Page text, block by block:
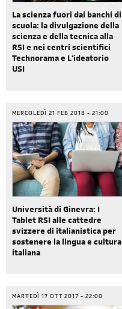
La scienza fuori dai banchi di
scuola: la divulgazione della
scienza e della tecnica alla
RSI e nei centri scientifici
Technorama e L'ideatorio
USI
MERCOLEDÌ 21 FEB 2018 - 21:00
Università di Ginevra: I
Tablet RSI alle cattedre
svizzere di italianistica per
sostenere la lingua e cultura
italiana
MARTEDÌ 17 OTT 2017 - 22:00